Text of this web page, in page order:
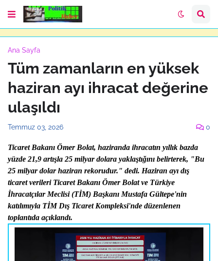
Ana Sayfa
Tüm zamanların en yüksek
haziran ayı ihracat değerine
ulaşıldı
Temmuz 03, 2026 0
Ticaret Bakanı Ömer Bolat, haziranda ihracatın yıllık bazda
yüzde 21,9 artışla 25 milyar dolara yaklaştığını belirterek, "Bu
25 milyar dolar haziran rekorudur." dedi. Haziran ayı dış
ticaret verileri Ticaret Bakanı Ömer Bolat ve Türkiye
İhracatçılar Meclisi (TİM) Başkanı Mustafa Gültepe'nin
katılımıyla TİM Dış Ticaret Kompleksi'nde düzenlenen
toplantıda açıklandı.